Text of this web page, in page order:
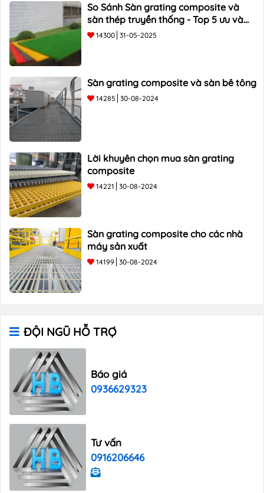
So Sánh Sàn grating composite và
sàn thép truyền thống - Top 5 ưu và
nhược điểm
14300 31-05-2025
Sàn grating composite và sàn bê tông
14285 30-08-2024
Lời khuyên chọn mua sàn grating
composite
14221 30-08-2024
Sàn grating composite cho các nhà
máy sản xuất
14199 30-08-2024
ĐỘI NGŨ HỖ TRỢ
Báo giá
0936629323
Tư vấn
0916206646